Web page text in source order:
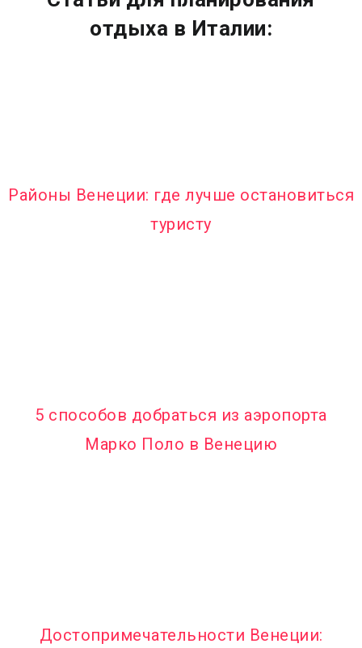
отдыха в Италии:
Районы Венеции: где лучше остановиться
туристу
5 способов добраться из аэропорта
Марко Поло в Венецию
Достопримечательности Венеции: